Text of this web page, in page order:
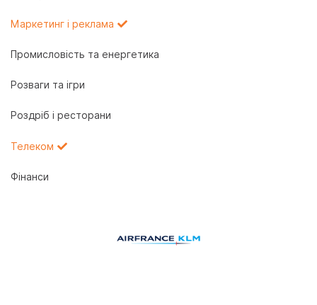
Маркетинг і реклама
Промисловість та енергетика
Розваги та ігри
Роздріб і ресторани
Телеком
Фінанси